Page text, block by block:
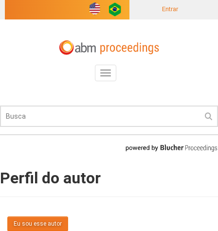
Entrar
Toggle
navigation
Perfil do autor
Eu sou esse autor